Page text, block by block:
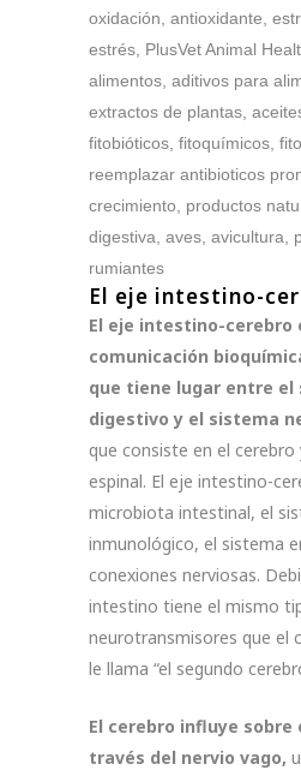
El eje intestino-
El eje intestino-cerebro
comunicación
que tiene lugar entre el
digestivo y el sistema
que consiste en el cerebro
espinal. El eje intestino-
microbiota intestinal, el
inmunológico, el sistema
conexiones nerviosas.
intestino tiene el mismo
neurotransmisores que el
le llama “el segundo
El cerebro influye
través del nervio vago,